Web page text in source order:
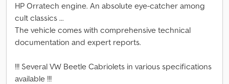
HP Orratech engine. An absolute eye-catcher among
cult classics ...
The vehicle comes with comprehensive technical
documentation and expert reports.
!!! Several VW Beetle Cabriolets in various specifications
available !!!